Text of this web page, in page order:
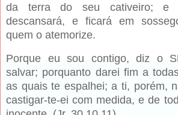
da terra do seu cativeiro; e
descansará, e ficará em
quem o atemorize.
Porque eu sou contigo, diz o
salvar; porquanto darei fim a
as quais te espalhei; a ti, porém,
castigar-te-ei com medida, e de